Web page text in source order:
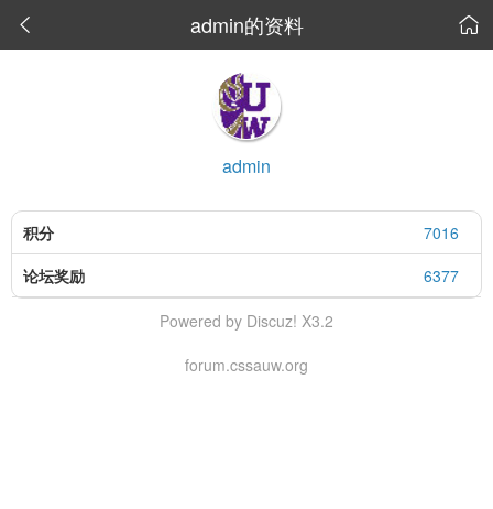
 admin的资料 
admin
7016
积分
6377
论坛奖励
Powered by Discuz! X3.2
forum.cssauw.org